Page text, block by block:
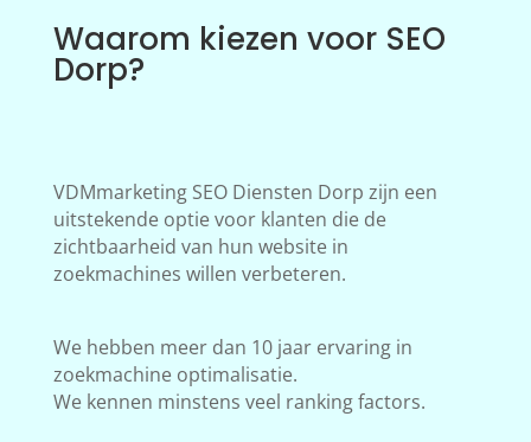
Waarom kiezen voor SEO
Dorp?
VDMmarketing SEO Diensten Dorp zijn een
uitstekende optie voor klanten die de
zichtbaarheid van hun website in
zoekmachines willen verbeteren.
We hebben meer dan 10 jaar ervaring in
zoekmachine optimalisatie.
We kennen minstens veel ranking factors.